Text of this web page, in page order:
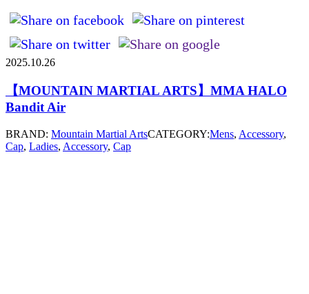
2025.10.26
【MOUNTAIN MARTIAL ARTS】MMA HALO
Bandit Air
BRAND: Mountain Martial ArtsCATEGORY:Mens, Accessory,
Cap, Ladies, Accessory, Cap